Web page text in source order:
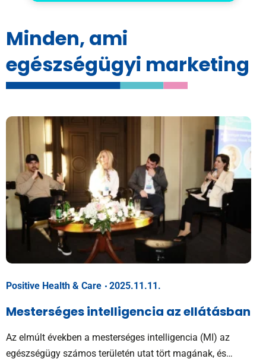
Minden, ami
egészségügyi marketing
Positive Health & Care 2025.11.11.
Mesterséges intelligencia az ellátásban
Az elmúlt években a mesterséges intelligencia (MI) az
egészségügy számos területén utat tört magának, és…